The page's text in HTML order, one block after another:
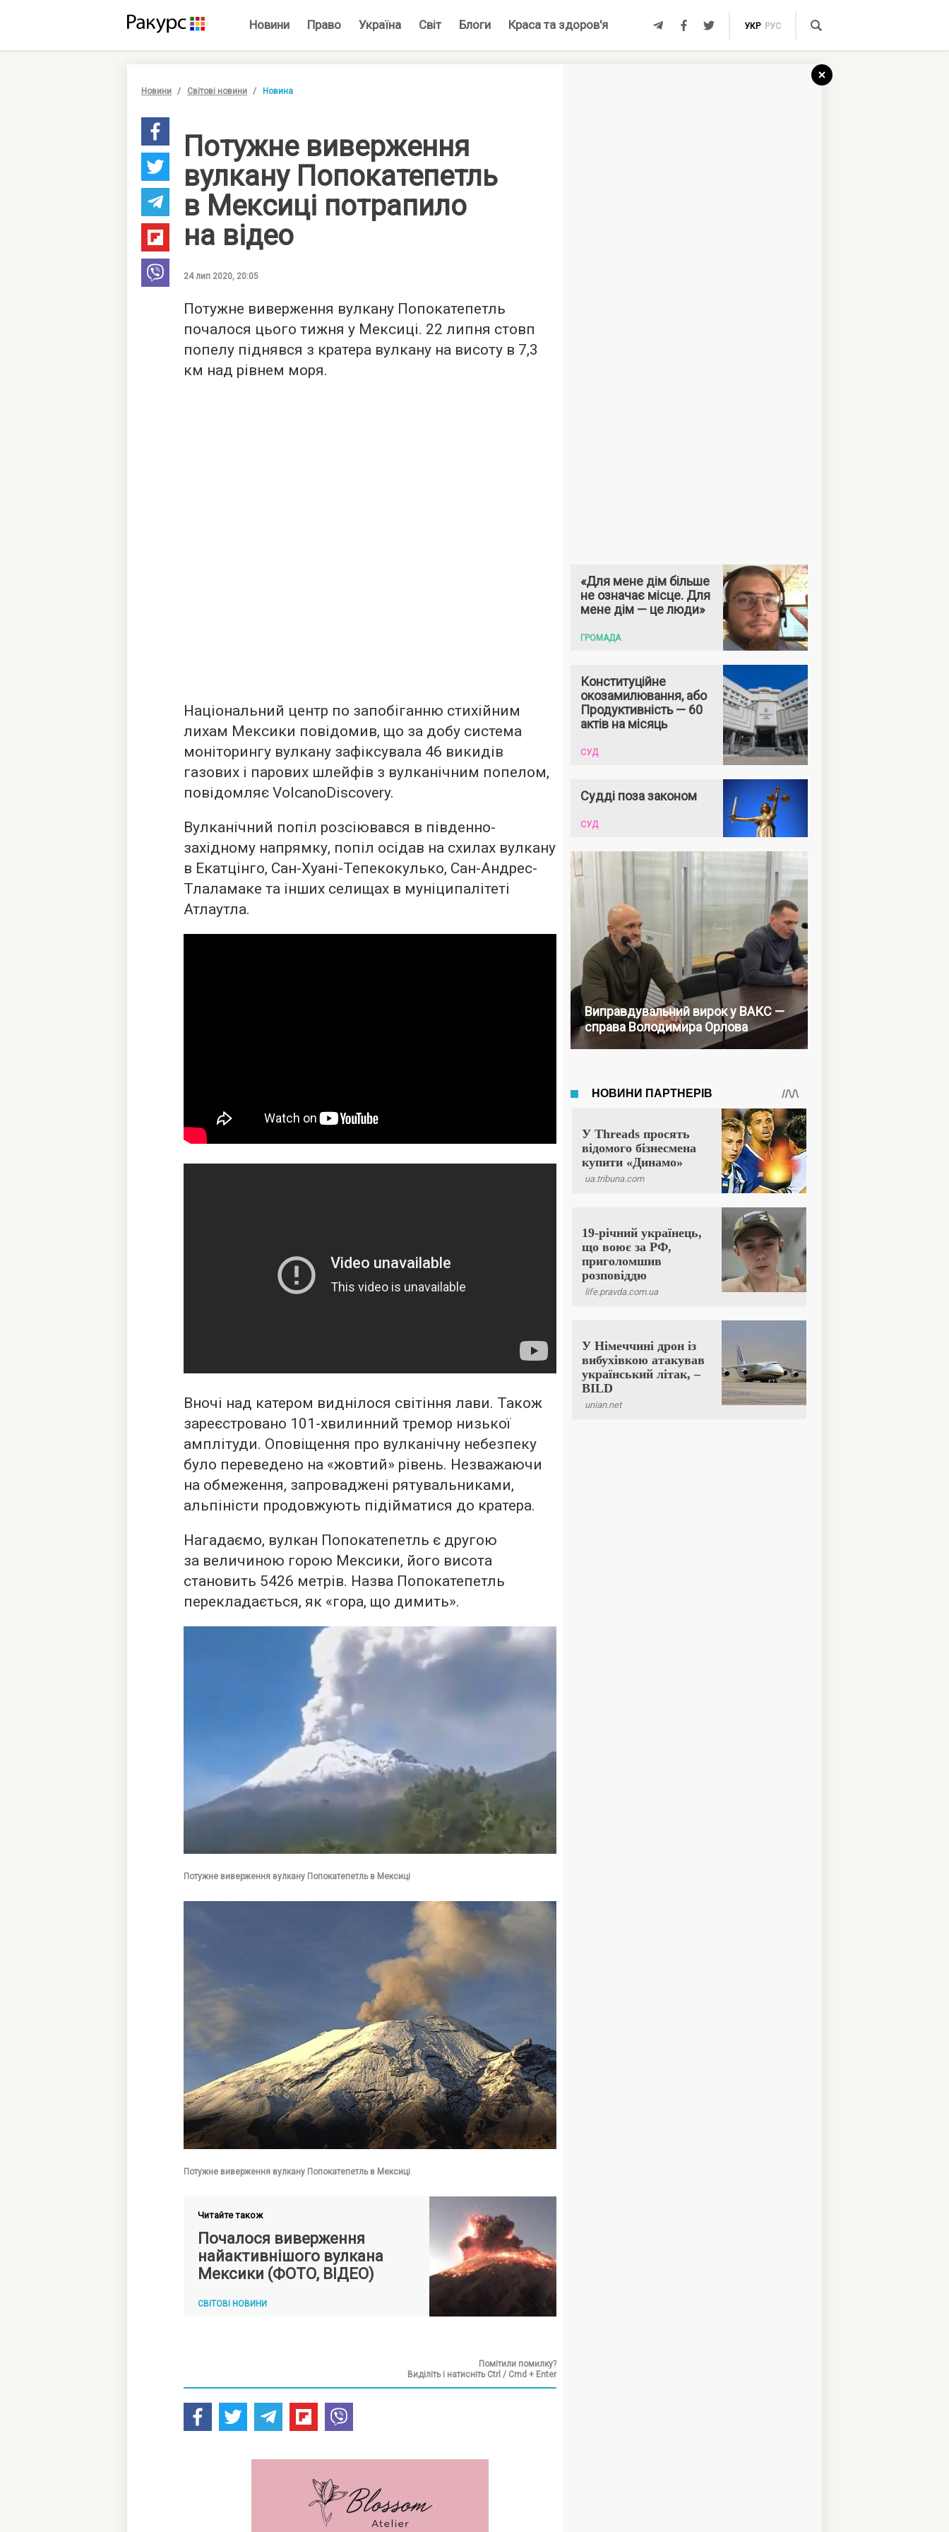
Новини Право Україна Світ Блоги Краса та здоров'я УКР РУС
Новини Світові новини Новина
Потужне виверження
вулкану Попокатепетль
в Мексиці потрапило
на відео
24 лип 2020, 20:05
Потужне виверження вулкану Попокатепетль
почалося цього тижня у Мексиці. 22 липня стовп
попелу піднявся з кратера вулкану на висоту в 7,3
км над рівнем моря.
Національний центр по запобіганню стихійним
лихам Мексики повідомив, що за добу система
моніторингу вулкану зафіксувала 46 викидів
газових і парових шлейфів з вулканічним попелом,
повідомляє VolcanoDiscovery.
Вулканічний попіл розсіювався в південно-
західному напрямку, попіл осідав на схилах вулкану
в Екатцінго, Сан-Хуані-Тепекокулько, Сан-Андрес-
Тлаламаке та інших селищах в муніципалітеті
Атлаутла.
Вночі над катером виднілося світіння лави. Також
зареєстровано 101-хвилинний тремор низької
амплітуди. Оповіщення про вулканічну небезпеку
було переведено на «жовтий» рівень. Незважаючи
на обмеження, запроваджені рятувальниками,
альпіністи продовжують підійматися до кратера.
Нагадаємо, вулкан Попокатепетль є другою
за величиною горою Мексики, його висота
становить 5426 метрів. Назва Попокатепетль
перекладається, як «гора, що димить».
Потужне виверження вулкану Попокатепетль в Мексиці
Потужне виверження вулкану Попокатепетль в Мексиці
Читайте також
Почалося виверження
найактивнішого вулкана
Мексики (ФОТО, ВІДЕО)
СВІТОВІ НОВИНИ
Помітили помилку?
Виділіть і натисніть Ctrl / Cmd + Enter
«Для мене дім більше
не означає місце. Для
мене дім — це люди»
ГРОМАДА
Конституційне
окозамилювання, або
Продуктивність — 60
актів на місяць
СУД
Судді поза законом
СУД
Виправдувальний вирок у ВАКС —
справа Володимира Орлова